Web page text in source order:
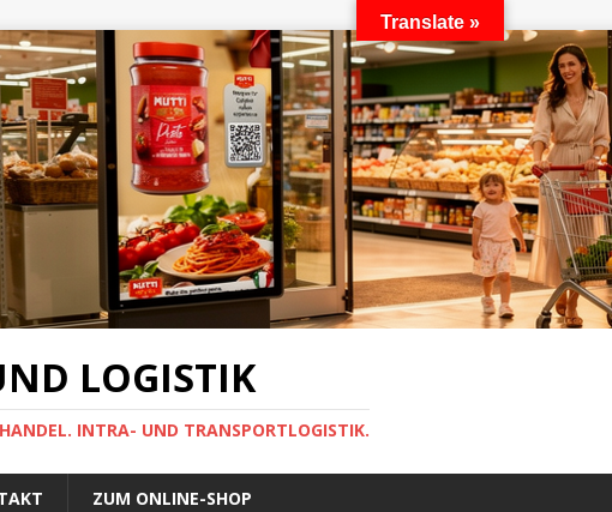
LOGISTIK
INTRA- UND TRANSPORTLOGISTIK.
ZUM ONLINE-SHOP
Translate »